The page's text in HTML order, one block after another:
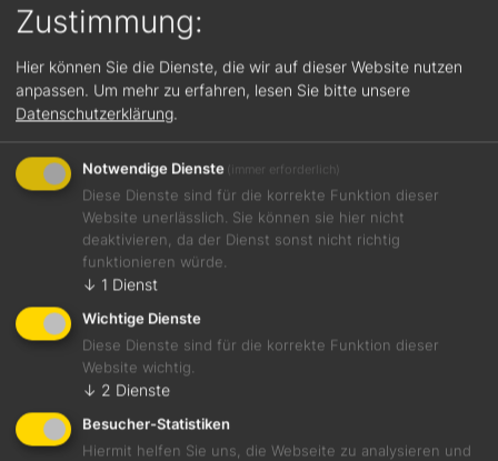
Unbeschwert und leicht mit Tropenfruchtnoten und
floralen Akzenten.
Zustimmung:
Hier können Sie die Dienste, die wir auf dieser Website nutzen
anpassen. Um mehr zu erfahren, lesen Sie bitte unsere
Datenschutzerklärung.
Notwendige Dienste (immer erforderlich)
Diese Dienste sind für die korrekte Funktion dieser
Website unerlässlich. Sie können sie hier nicht
deaktivieren, da der Dienst sonst nicht richtig
funktionieren würde.
↓ 1 Dienst
Wichtige Dienste
Diese Dienste sind für die korrekte Funktion dieser
Website wichtig.
↓ 2 Dienste
Besucher-Statistiken
Hiermit helfen Sie uns, die Webseite zu analysieren und